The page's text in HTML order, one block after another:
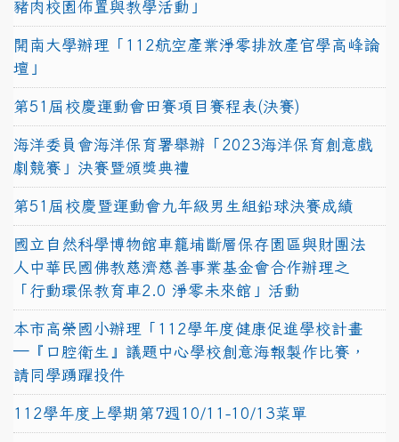
豬肉校園佈置與教學活動」
開南大學辦理「112航空產業淨零排放產官學高峰論
壇」
第51屆校慶運動會田賽項目賽程表(決賽)
海洋委員會海洋保育署舉辦「2023海洋保育創意戲
劇競賽」決賽暨頒獎典禮
第51屆校慶暨運動會九年級男生組鉛球決賽成績
國立自然科學博物館車籠埔斷層保存園區與財團法
人中華民國佛教慈濟慈善事業基金會合作辦理之
「行動環保教育車2.0 淨零未來館」活動
本市高榮國小辦理「112學年度健康促進學校計畫
─『口腔衛生』議題中心學校創意海報製作比賽，
請同學踴躍投件
112學年度上學期第7週10/11-10/13菜單